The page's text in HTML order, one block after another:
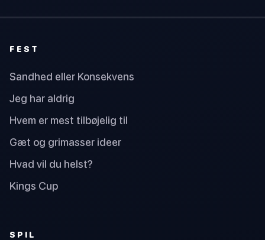
FEST
Sandhed eller Konsekvens
Jeg har aldrig
Hvem er mest tilbøjelig til
Gæt og grimasser ideer
Hvad vil du helst?
Kings Cup
SPIL